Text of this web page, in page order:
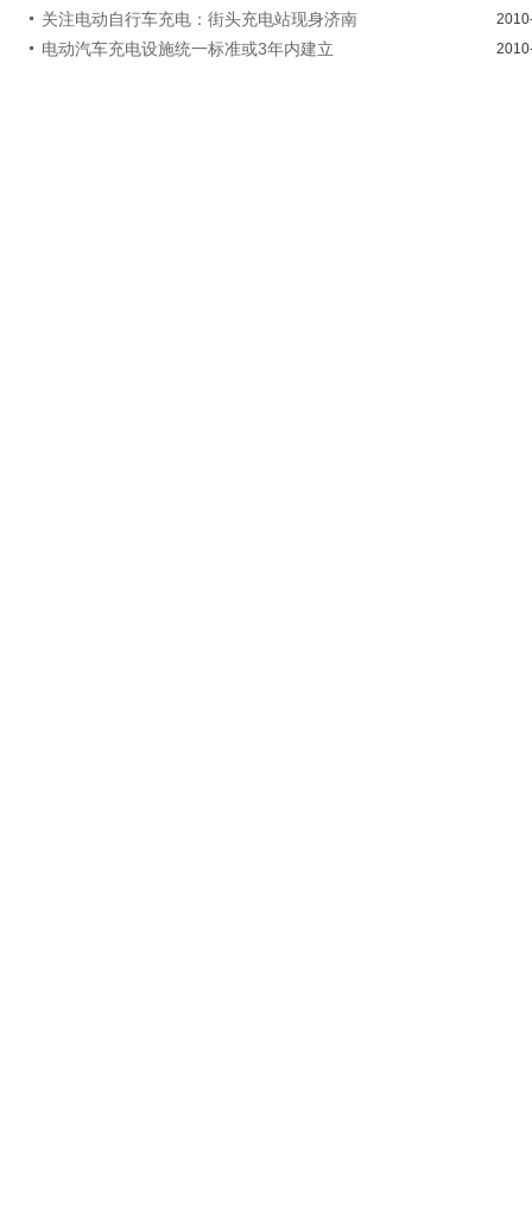
关注电动自行车充电：街头充电站现身济南
电动汽车充电设施统一标准或3年内建立